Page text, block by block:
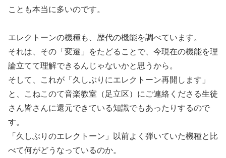
ことも本当に多いのです。
エレクトーンの機種も、歴代の機能を調べています。
それは、その「変遷」をたどることで、今現在の機能を理
論立てて理解できるんじゃないかと思うから。
そして、これが「久しぶりにエレクトーン再開します」
と、こねこのて音楽教室（足立区）にご連絡くださる生徒
さん皆さんに還元できている知識でもあったりするので
す。
「久しぶりのエレクトーン」以前よく弾いていた機種と比
べて何がどうなっているのか。